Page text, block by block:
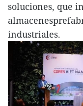
soluciones, que
industriales.